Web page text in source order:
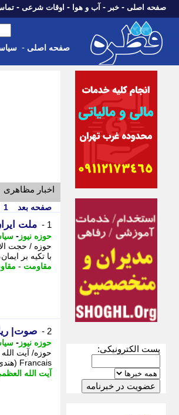
صفحه اصلی - خبر - آب و هوا - اوقات شرعی -
صفحه اصلی -
پست الکترونیکی:
اخبار مظاهری
صفحه بعد 1
1 - ملت
حوزه نیوز -
حوزه / حجت
با تکیه بر
مقاومت -
2 - صوت|
حوزه نیوز -
Francais (هندی) हिन्दी (بنگالی)বাংলা (ترکی) Turkce (روسی) Русский (اسپانیولی) ...
آیت الله